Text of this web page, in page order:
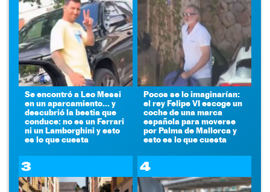
Se encontró a Leo Messi
en un aparcamiento... y
descubrió la bestia que
conduce: no es un Ferrari
ni un Lamborghini y esto
es lo que cuesta
Pocos se lo imaginarían:
el rey Felipe VI escoge un
coche de una marca
española para moverse
por Palma de Mallorca y
esto es lo que cuesta
3 4